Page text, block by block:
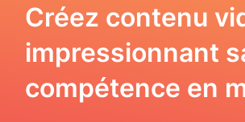
Créez contenu
impressionnant
compétence en